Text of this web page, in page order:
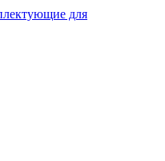
для